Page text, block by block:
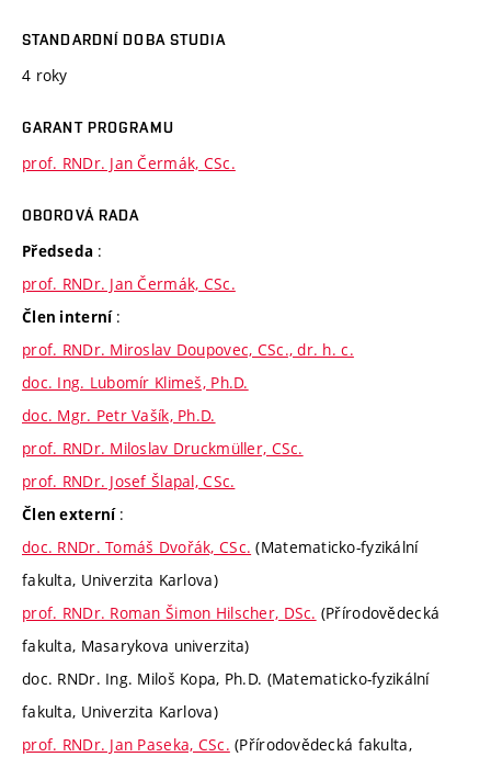
STANDARDNÍ DOBA STUDIA
4 roky
GARANT PROGRAMU
prof. RNDr. Jan Čermák, CSc.
OBOROVÁ RADA
Předseda :
prof. RNDr. Jan Čermák, CSc.
Člen interní :
prof. RNDr. Miroslav Doupovec, CSc., dr. h. c.
doc. Ing. Lubomír Klimeš, Ph.D.
doc. Mgr. Petr Vašík, Ph.D.
prof. RNDr. Miloslav Druckmüller, CSc.
prof. RNDr. Josef Šlapal, CSc.
Člen externí :
doc. RNDr. Tomáš Dvořák, CSc. (Matematicko-fyzikální
fakulta, Univerzita Karlova)
prof. RNDr. Roman Šimon Hilscher, DSc. (Přírodovědecká
fakulta, Masarykova univerzita)
doc. RNDr. Ing. Miloš Kopa, Ph.D. (Matematicko-fyzikální
fakulta, Univerzita Karlova)
prof. RNDr. Jan Paseka, CSc. (Přírodovědecká fakulta,